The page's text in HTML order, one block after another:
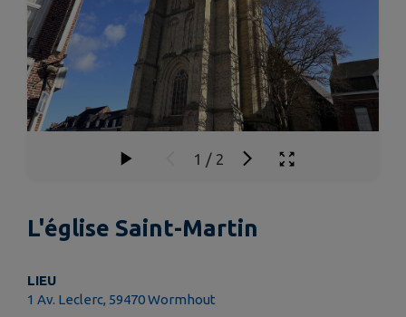
1 / 2
L'église Saint-Martin
LIEU
1 Av. Leclerc, 59470 Wormhout